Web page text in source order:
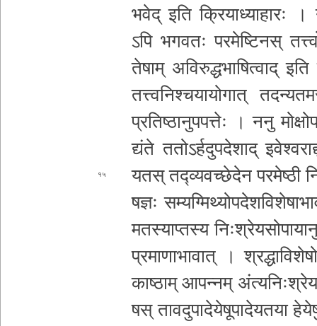
भवेद् इति क्रि­या­ध्या­हा­रः ।
ऽपि भ­ग­व­तः प­र­मे­ष्टि­नस्
तेषाम् अ­वि­रु­द्ध­भा­षि­त्वा­द्
त­त्त्व­नि­श्च­या­यो­गा­त्
प्र­ति­ष्ठा­नु­प­प­त्तेः । ननु मोक्षो
द्यं­ते त­तो­ऽ­र्ह­दु­प­दे­शा­द्
१५
यतस् त­द्व्य­व­च्छे­दे­न प­र­मे­ष्ठी
ष­ज्ञः स­म्य­ग्मि­थ्यो­प­दे­श
म­त­स्या­प्त­स्य
प्र­मा­णा­भा­वा­त् ।
काष्ठाम् आ­प­न्न­म् अंत्य
ष­स् ता­व­दु­पा­दे­ये­षू­पा­दे­य­त­या